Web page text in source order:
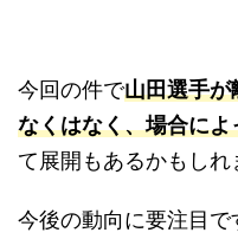
今回の件で山田選手が
なくはなく、場合に
て展開もあるかもしれ
今後の動向に要注目で